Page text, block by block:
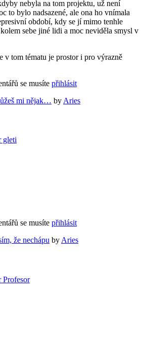
nebyla na tom projektu, už není
to bylo nadsazené, ale ona ho vnímala
období, kdy se jí mimo tenhle
sebe jiné lidi a moc neviděla smysl v
v tom tématu je prostor i pro výrazně
se musíte přihlásit
mi nějak… by Aries
se musíte přihlásit
že nechápu by Aries